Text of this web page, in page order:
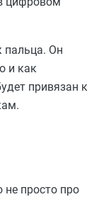
пальца. Он
и как
привязан к
не просто про